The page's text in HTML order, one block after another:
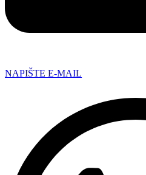
NAPIŠTE E-MAIL